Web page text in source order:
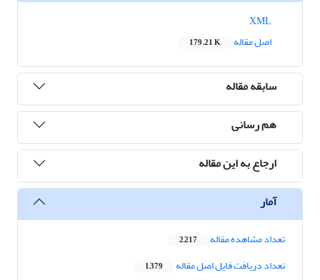
اصل مقاله
179.21 K
سابقه مقاله
هم رسانی
ارجاع به این مقاله
آمار
تعداد مشاهده مقاله 2,217
تعداد دریافت فایل اصل مقاله 1,379